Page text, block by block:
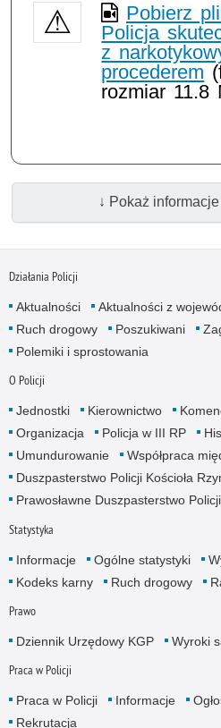
Pobierz
Policja
z
procederem
rozmiar 11.8
↓ Pokaż
Działania Policji
Aktualności Aktualności z
Ruch drogowy
Poszukiwani
Polemiki i sprostowania
O Policji
Jednostki Kierownictwo
Organizacja
Policja w III RP
Umundurowanie
Współpraca
Duszpasterstwo Policji Kościoła
Prawosławne Duszpasterstwo Policji
Statystyka
Informacje Ogólne statystyki
Kodeks karny
Ruch drogowy
Prawo
Dziennik Urzędowy KGP Wyroki
Praca w Policji
Praca w Policji Informacje
Rekrutacja